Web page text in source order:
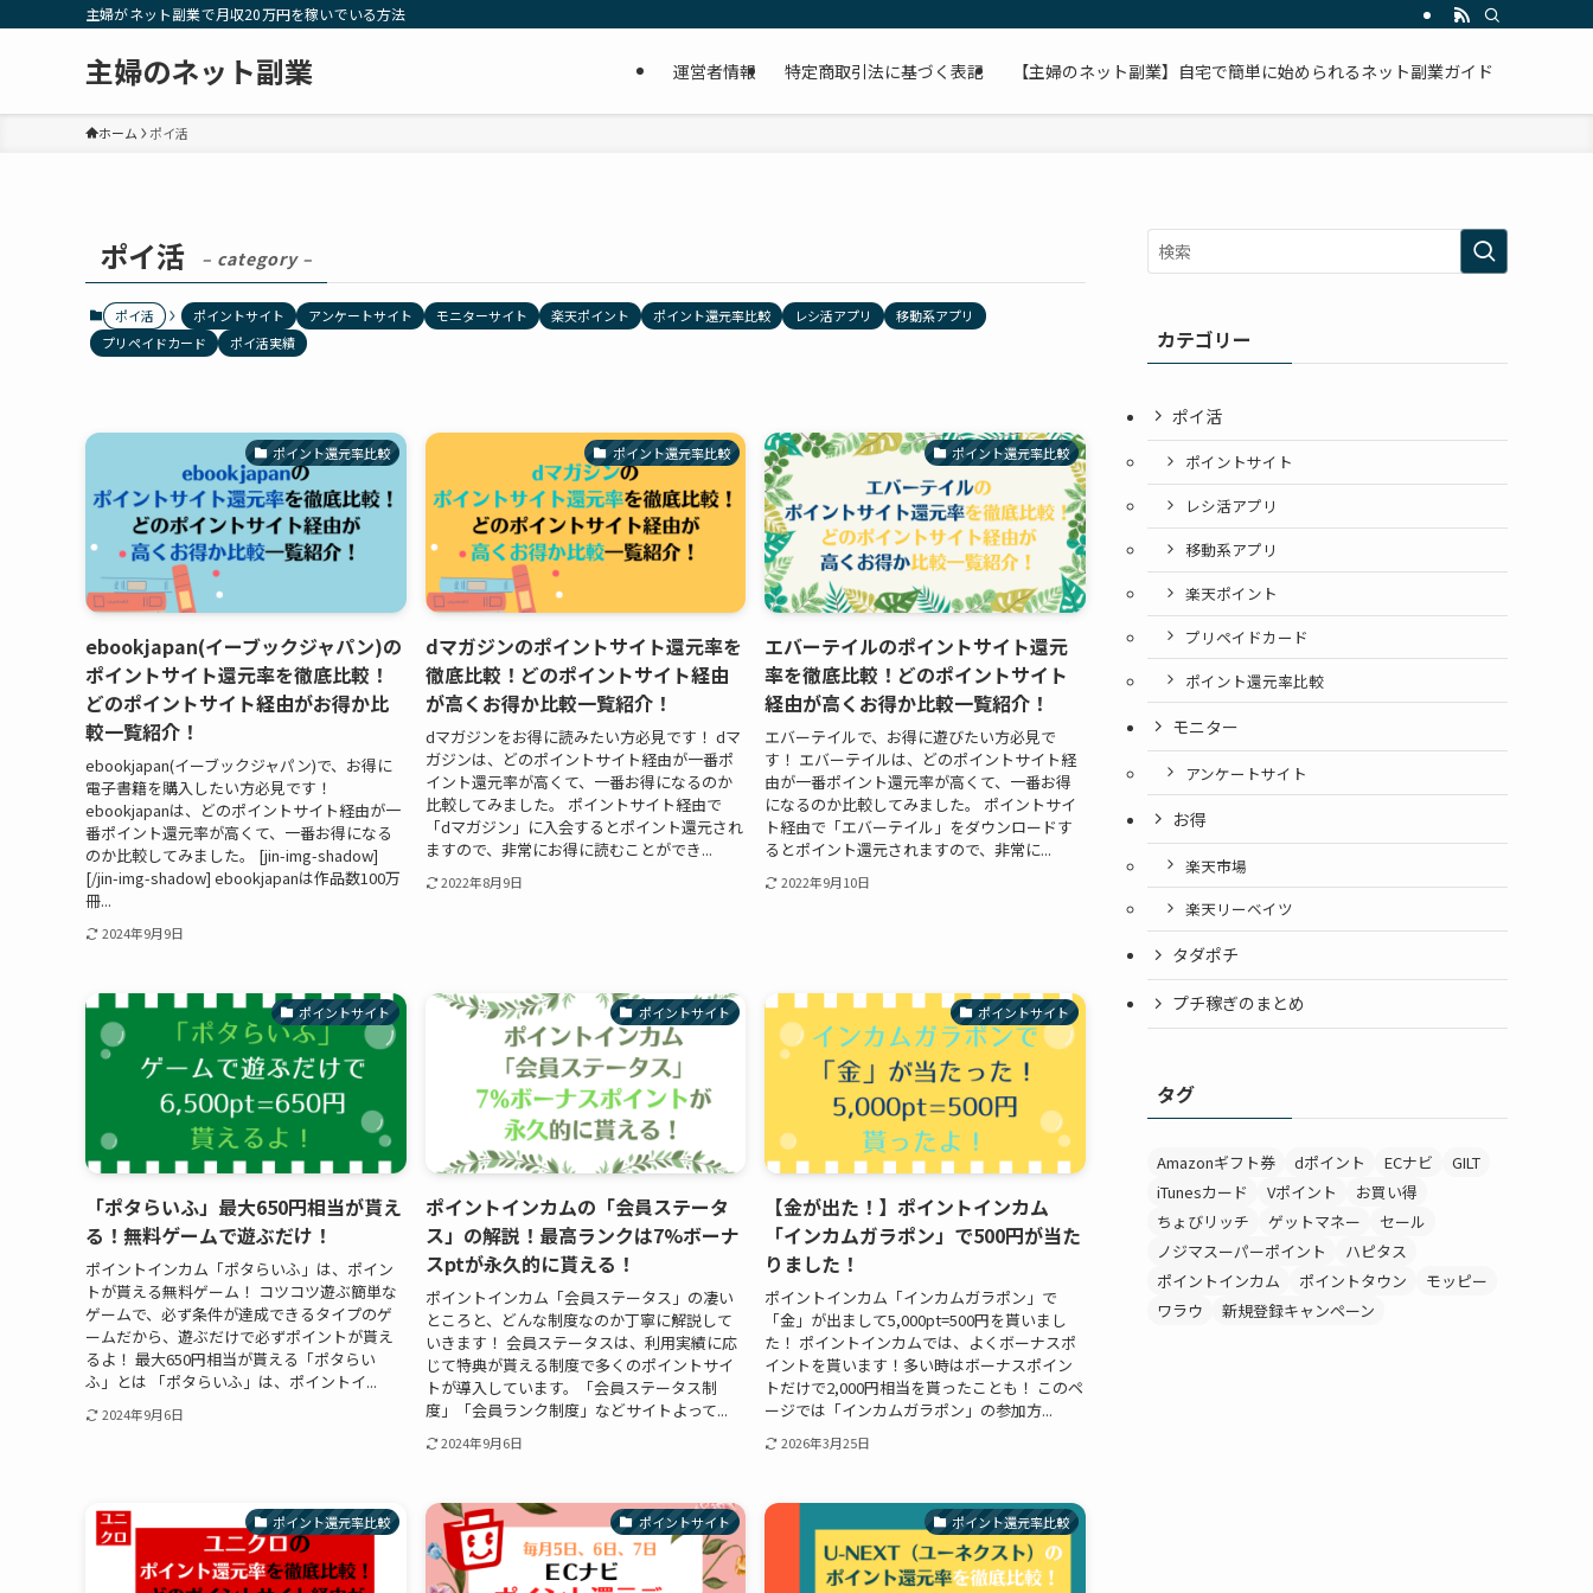
主婦がネット副業で月収20万円を稼いでいる方法
主婦のネット副業 運営者情報 特定商取引法に基づく表記 【主婦のネット副業】自宅で簡単に始められるネット副業ガイド
ホーム ポイ活
ポイ活 – category –
ポイ活 ポイントサイト アンケートサイト モニターサイト 楽天ポイント ポイント還元率比較 レシ活アプリ
移動系アプリ
プリペイドカード
ポイ活実績
ポイント還元率比較
ebookjapan(イーブックジャパン)の
ポイントサイト還元率を徹底比較！
どのポイントサイト経由がお得か比
較一覧紹介！
ebookjapan(イーブックジャパン)で、お得に
電子書籍を購入したい方必見です！
ebookjapanは、どのポイントサイト経由が一
番ポイント還元率が高くて、一番お得になる
のか比較してみました。 [jin-img-shadow]
[/jin-img-shadow] ebookjapanは作品数100万
冊...
2024年9月9日
ポイント還元率比較
dマガジンのポイントサイト還元率を
徹底比較！どのポイントサイト経由
が高くお得か比較一覧紹介！
dマガジンをお得に読みたい方必見です！ dマ
ガジンは、どのポイントサイト経由が一番ポ
イント還元率が高くて、一番お得になるのか
比較してみました。 ポイントサイト経由で
「dマガジン」に入会するとポイント還元され
ますので、非常にお得に読むことができ...
2022年8月9日
ポイント還元率比較
エバーテイルのポイントサイト還元
率を徹底比較！どのポイントサイト
経由が高くお得か比較一覧紹介！
エバーテイルで、お得に遊びたい方必見で
す！ エバーテイルは、どのポイントサイト経
由が一番ポイント還元率が高くて、一番お得
になるのか比較してみました。 ポイントサイ
ト経由で「エバーテイル」をダウンロードす
るとポイント還元されますので、非常に...
2022年9月10日
ポイントサイト
「ポタらいふ」最大650円相当が貰え
る！無料ゲームで遊ぶだけ！
ポイントインカム「ポタらいふ」は、ポイン
トが貰える無料ゲーム！ コツコツ遊ぶ簡単な
ゲームで、必ず条件が達成できるタイプのゲ
ームだから、遊ぶだけで必ずポイントが貰え
るよ！ 最大650円相当が貰える「ポタらい
ふ」とは 「ポタらいふ」は、ポイントイ...
2024年9月6日
ポイントサイト
ポイントインカムの「会員ステータ
ス」の解説！最高ランクは7%ボーナ
スptが永久的に貰える！
ポイントインカム「会員ステータス」の凄い
ところと、どんな制度なのか丁寧に解説して
いきます！ 会員ステータスは、利用実績に応
じて特典が貰える制度で多くのポイントサイ
トが導入しています。「会員ステータス制
度」「会員ランク制度」などサイトよって...
2024年9月6日
ポイントサイト
【金が出た！】ポイントインカム
「インカムガラポン」で500円が当た
りました！
ポイントインカム「インカムガラポン」で
「金」が出まして5,000pt=500円を貰いまし
た！ ポイントインカムでは、よくボーナスポ
イントを貰います！多い時はボーナスポイン
トだけで2,000円相当を貰ったことも！ このペ
ージでは「インカムガラポン」の参加方...
2026年3月25日
ポイント還元率比較 ポイントサイト ポイント還元率比較
カテゴリー
ポイ活
ポイントサイト
レシ活アプリ
移動系アプリ
楽天ポイント
プリペイドカード
ポイント還元率比較
モニター
アンケートサイト
お得
楽天市場
楽天リーベイツ
タダポチ
プチ稼ぎのまとめ
タグ
Amazonギフト券 dポイント ECナビ
GILT
iTunesカード
Vポイント
お買い得
ちょびリッチ
ゲットマネー
セール
ノジマスーパーポイント
ハピタス
ポイントインカム
ポイントタウン
モッピー
ワラウ
新規登録キャンペーン